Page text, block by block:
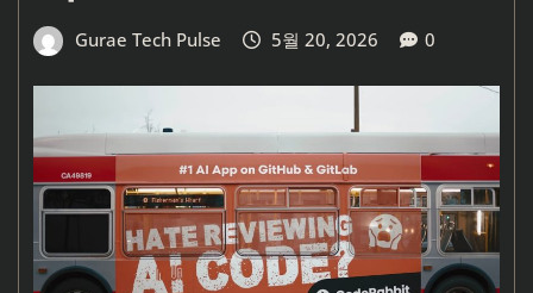
Gurae Tech Pulse 5월 20, 2026 0